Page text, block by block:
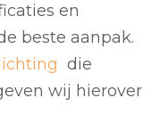
en
beste aanpak.
die
wij hierover